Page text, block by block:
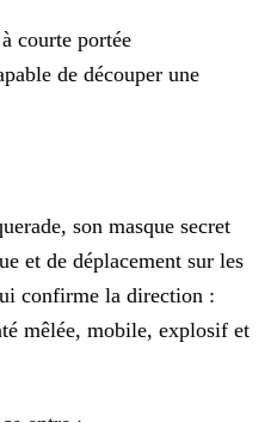
courte portée
de découper une
son masque secret
et de déplacement sur les
confirme la direction :
mêlée, mobile, explosif et